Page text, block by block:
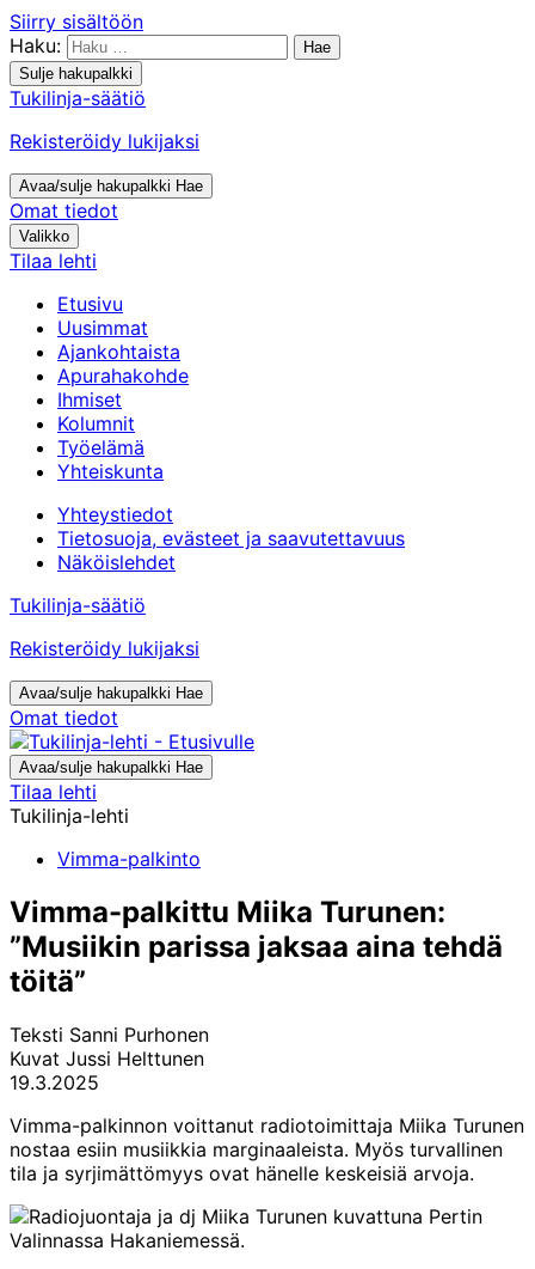
Siirry sisältöön
Haku:
Sulje hakupalkki
Tukilinja-säätiö
Rekisteröidy lukijaksi
Avaa/sulje hakupalkki Hae
Omat tiedot
Valikko
Tilaa lehti
Etusivu
Uusimmat
Ajankohtaista
Apurahakohde
Ihmiset
Kolumnit
Työelämä
Yhteiskunta
Yhteystiedot
Tietosuoja, evästeet ja saavutettavuus
Näköislehdet
Tukilinja-säätiö
Rekisteröidy lukijaksi
Avaa/sulje hakupalkki Hae
Omat tiedot
Avaa/sulje hakupalkki Hae
Tilaa lehti
Tukilinja-lehti
Vimma-palkinto
Vimma-palkittu Miika Turunen:
”Musiikin parissa jaksaa aina tehdä
töitä”
Teksti Sanni Purhonen
Kuvat Jussi Helttunen
19.3.2025
Vimma-palkinnon voittanut radiotoimittaja Miika Turunen
nostaa esiin musiikkia marginaaleista. Myös turvallinen
tila ja syrjimättömyys ovat hänelle keskeisiä arvoja.